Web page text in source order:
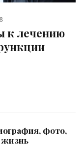
к лечению
фото,
жизнь